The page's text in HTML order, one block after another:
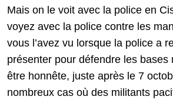
Mais on le voit avec la police en
voyez avec la police contre les
vous l’avez vu lorsque la police a
présenter pour défendre les bases
être honnête, juste après le 7
nombreux cas où des militants